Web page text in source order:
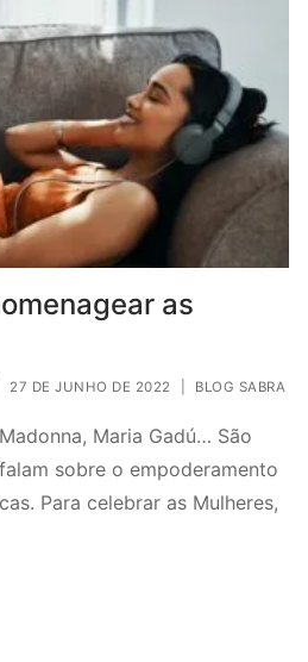
as
27 DE JUNHO DE 2022 BLOG SABRA
Maria Gadú… São
sobre o empoderamento
Para celebrar as Mulheres,